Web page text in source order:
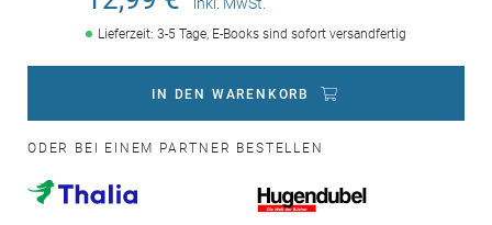
Lieferzeit: 3-5 Tage, E-Books sind sofort versandfertig
IN DEN WARENKORB
ODER BEI EINEM PARTNER BESTELLEN